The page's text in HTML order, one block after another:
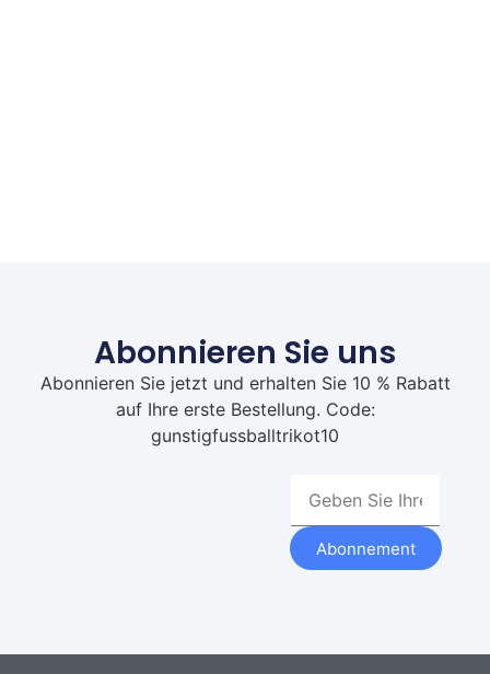
Abonnieren Sie uns
Abonnieren Sie jetzt und erhalten Sie 10 % Rabatt
auf Ihre erste Bestellung. Code:
gunstigfussballtrikot10
Abonnement